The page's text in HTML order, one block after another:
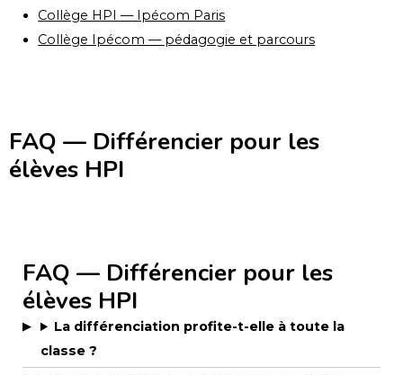
Collège HPI — Ipécom Paris
Collège Ipécom — pédagogie et parcours
FAQ — Différencier pour les
élèves HPI
FAQ — Différencier pour les
élèves HPI
La différenciation profite-t-elle à toute la
classe ?